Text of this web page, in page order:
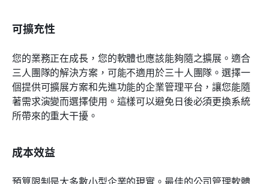
可擴充性
您的業務正在成長，您的軟體也應該能夠隨之擴展。適合
三人團隊的解決方案，可能不適用於三十人團隊。選擇一
個提供可擴展方案和先進功能的企業管理平台，讓您能隨
著需求演變而選擇使用。這樣可以避免日後必須更換系統
所帶來的重大干擾。
成本效益
預算限制是大多數小型企業的現實。最佳的公司管理軟體